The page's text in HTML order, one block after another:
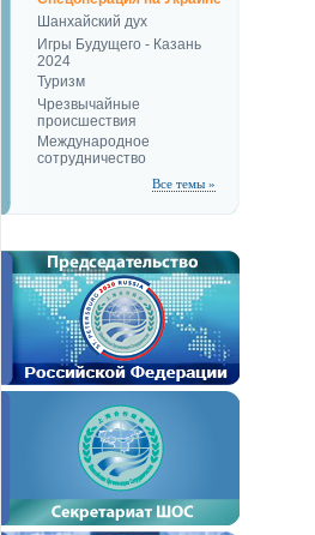
Шанхайский дух
Игры Будущего - Казань
2024
Туризм
Чрезвычайные
происшествия
Международное
сотрудничество
Все темы »